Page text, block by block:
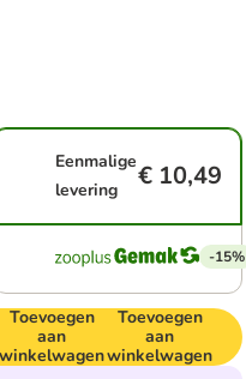
Eenmalige
levering
€ 10,49
-15%
Toevoegen
aan
winkelwagen
Toevoegen
aan
winkelwagen